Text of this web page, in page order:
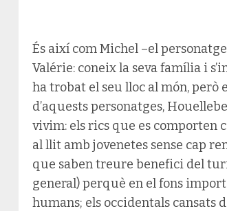
És així com Michel –el
Valérie: coneix la seva família i
ha trobat el seu lloc al món, però
d’aquests personatges,
vivim: els rics que es comporten
al llit amb jovenetes sense cap
que saben treure benefici del
general) perquè en el fons
humans; els occidentals cansats